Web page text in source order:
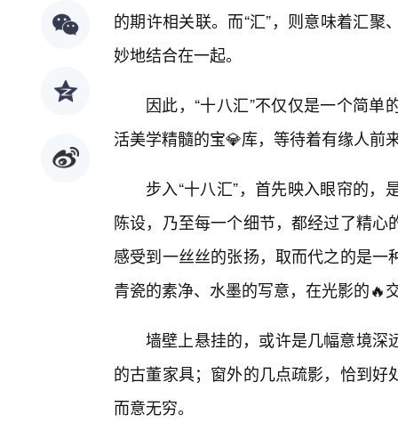
的期许相关联。而“汇”，则意味着汇
妙地结合在一起。
因此，“十八汇”不仅仅是一个简
活美学精髓的宝💎库，等待着有缘人前
步入“十八汇”，首先映入眼帘的
陈设，乃至每一个细节，都经过了精
感受到一丝丝的张扬，取而代之的是
青瓷的素净、水墨的写意，在光影的🔥
墙壁上悬挂的，或许是几幅意境深
的古董家具；窗外的几点疏影，恰到
而意无穷。